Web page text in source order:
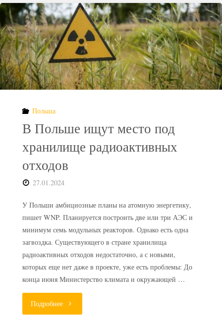
в
частном
доме
нашли
радиоактивные
Польша
В Польше ищут место под
хранилище радиоактивных
отходов
27.01.2024
У Польши амбициозные планы на атомную энергетику,
пишет WNP. Планируется построить две или три АЭС и
минимум семь модульных реакторов. Однако есть одна
загвоздка. Существующего в стране хранилища
радиоактивных отходов недостаточно, а с новыми,
которых еще нет даже в проекте, уже есть проблемы: До
конца июня Министерство климата и окружающей …
Подробнее"В